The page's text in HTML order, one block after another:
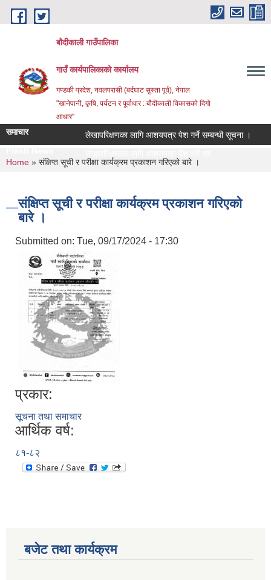
Skip to main content
बौदीकाली गाउँपालिका
गाउँ कार्यपालिकाको कार्यालय
गण्डकी प्रदेश, नवलपरासी (बर्दघाट सुस्ता पूर्व), नेपाल
"खानेपानी, कृषि, पर्यटन र पूर्वाधार : बौदीकाली विकासको दिगो
आधार"
समाचार लेखापरिक्षणका लागि आशयपत्र पेश गर्ने सम्बन्धी सूचना ।
You are here
Home » संक्षिप्त सूची र परीक्षा कार्यक्रम प्रकाशन गरिएको बारे ।
संक्षिप्त सूची र परीक्षा कार्यक्रम प्रकाशन गरिएको
बारे ।
Submitted on: Tue, 09/17/2024 - 17:30
प्रकार:
सूचना तथा समाचार
आर्थिक वर्ष:
८१-८२
बजेट तथा कार्यक्रम